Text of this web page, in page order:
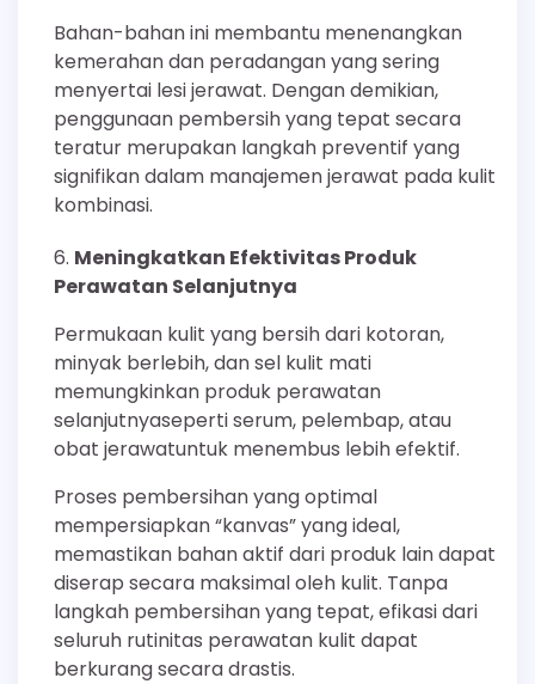
Bahan-bahan ini membantu menenangkan
kemerahan dan peradangan yang sering
menyertai lesi jerawat. Dengan demikian,
penggunaan pembersih yang tepat secara
teratur merupakan langkah preventif yang
signifikan dalam manajemen jerawat pada kulit
kombinasi.
Meningkatkan Efektivitas Produk
Perawatan Selanjutnya
Permukaan kulit yang bersih dari kotoran,
minyak berlebih, dan sel kulit mati
memungkinkan produk perawatan
selanjutnyaseperti serum, pelembap, atau
obat jerawatuntuk menembus lebih efektif.
Proses pembersihan yang optimal
mempersiapkan “kanvas” yang ideal,
memastikan bahan aktif dari produk lain dapat
diserap secara maksimal oleh kulit. Tanpa
langkah pembersihan yang tepat, efikasi dari
seluruh rutinitas perawatan kulit dapat
berkurang secara drastis.